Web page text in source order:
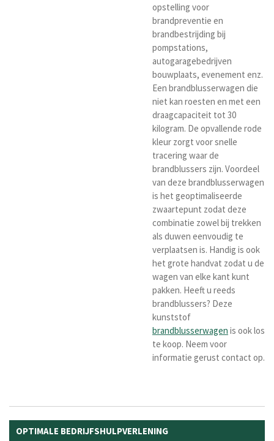
opstelling voor
brandpreventie en
brandbestrijding bij
pompstations,
autogaragebedrijven
bouwplaats, evenement enz.
Een brandblusserwagen die
niet kan roesten en met een
draagcapaciteit tot 30
kilogram. De opvallende rode
kleur zorgt voor snelle
tracering waar de
brandblussers zijn. Voordeel
van deze brandblusserwagen
is het geoptimaliseerde
zwaartepunt zodat deze
combinatie zowel bij trekken
als duwen eenvoudig te
verplaatsen is. Handig is ook
het grote handvat zodat u de
wagen van elke kant kunt
pakken. Heeft u reeds
brandblussers? Deze
kunststof
brandblusserwagen is ook los
te koop. Neem voor
informatie gerust contact op.
OPTIMALE BEDRIJFSHULPVERLENING